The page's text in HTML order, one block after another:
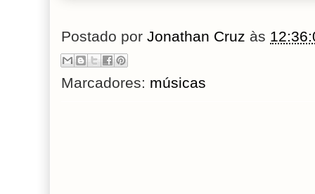
Postado por Jonathan Cruz às
Marcadores: músicas